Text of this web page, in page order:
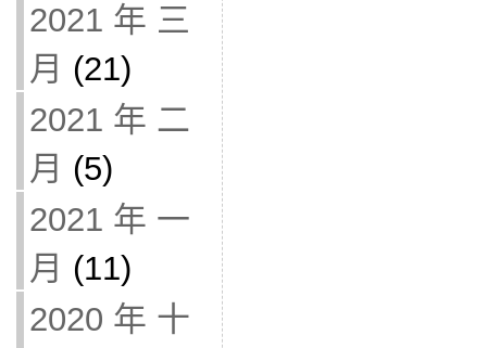
2021 年 三
月 (21)
2021 年 二
月 (5)
2021 年 一
月 (11)
2020 年 十